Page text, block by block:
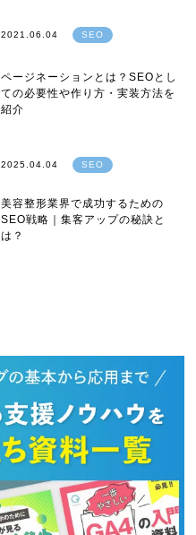
2021.06.04 SEO
ページネーションとは？SEOとし
ての必要性や作り方・実装方法を
紹介
2025.04.04 SEO
美容整形業界で成功するための
SEO戦略｜集客アップの秘訣と
は？